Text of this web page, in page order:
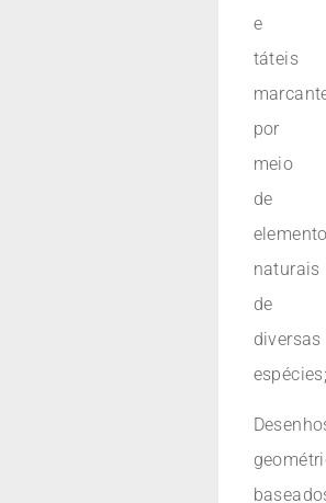
e
táteis
por
meio
de
naturais
de
diversas